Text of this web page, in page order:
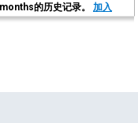
的历史记录。 加入